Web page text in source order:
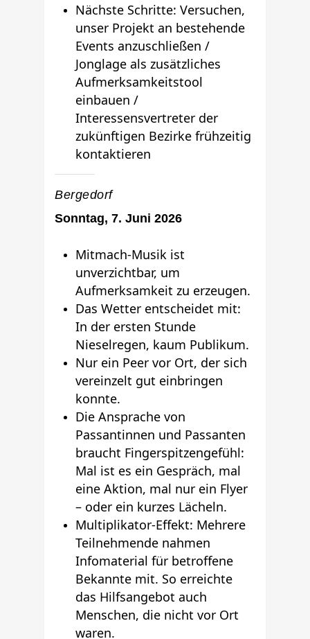
Nächste Schritte: Versuchen,
unser Projekt an bestehende
Events anzuschließen /
Jonglage als zusätzliches
Aufmerksamkeitstool
einbauen /
Interessensvertreter der
zukünftigen Bezirke frühzeitig
kontaktieren
Bergedorf
Sonntag, 7. Juni 2026
Mitmach-Musik ist
unverzichtbar, um
Aufmerksamkeit zu erzeugen.
Das Wetter entscheidet mit:
In der ersten Stunde
Nieselregen, kaum Publikum.
Nur ein Peer vor Ort, der sich
vereinzelt gut einbringen
konnte.
Die Ansprache von
Passantinnen und Passanten
braucht Fingerspitzengefühl:
Mal ist es ein Gespräch, mal
eine Aktion, mal nur ein Flyer
– oder ein kurzes Lächeln.
Multiplikator-Effekt: Mehrere
Teilnehmende nahmen
Infomaterial für betroffene
Bekannte mit. So erreichte
das Hilfsangebot auch
Menschen, die nicht vor Ort
waren.